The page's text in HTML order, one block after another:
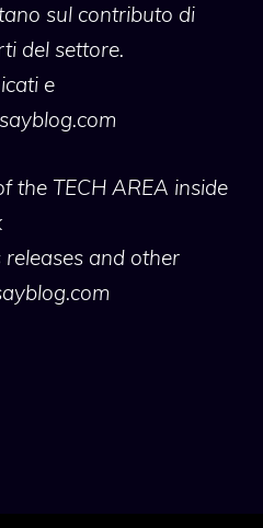
sul contributo di
del settore.
e
the TECH AREA inside
and other